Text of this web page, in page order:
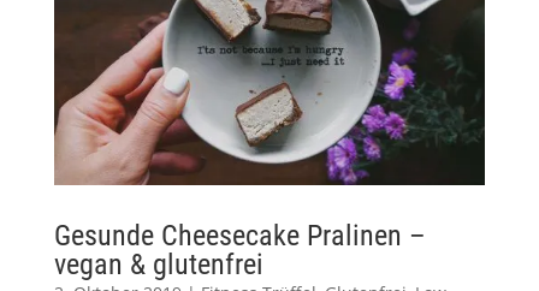
Gesunde Cheesecake Pralinen –
vegan & glutenfrei